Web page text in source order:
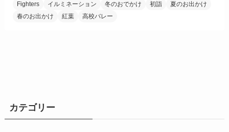
Fighters イルミネーション 冬のおでかけ 初詣
夏のお出かけ
春のお出かけ
紅葉 高校バレー
カテゴリー